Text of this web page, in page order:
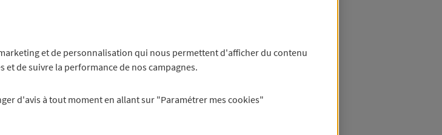
Pour plus d’informations,
et de personnalisation qui nous permettent d'afficher du contenu
de suivre la performance de nos campagnes.
d'avis à tout moment en allant sur "Paramétrer mes cookies"